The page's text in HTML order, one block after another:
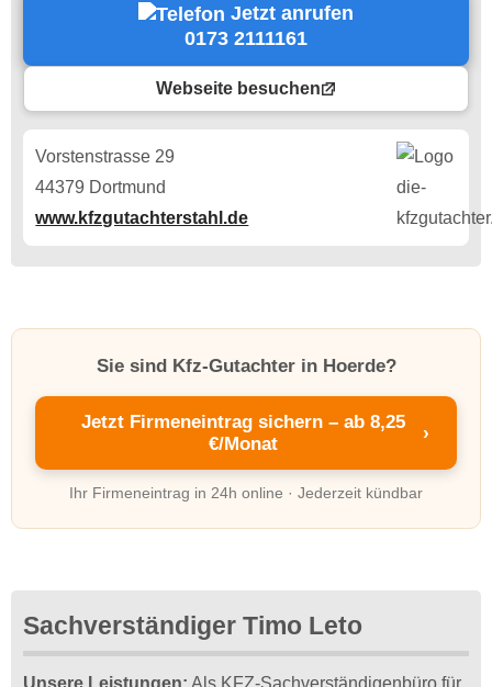
Jetzt anrufen
0173 2111161
Webseite besuchen
Vorstenstrasse 29
44379 Dortmund
www.kfzgutachterstahl.de
Sie sind Kfz-Gutachter in Hoerde?
Jetzt Firmeneintrag sichern – ab 8,25
€/Monat
›
Ihr Firmeneintrag in 24h online · Jederzeit kündbar
Sachverständiger Timo Leto